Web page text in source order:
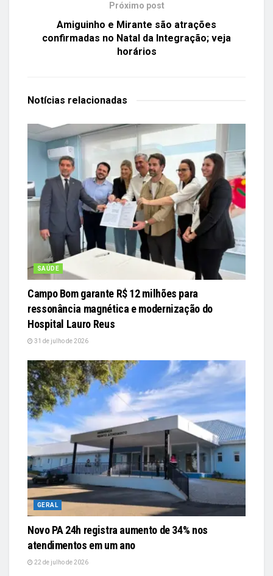
Próximo post
Amiguinho e Mirante são atrações
confirmadas no Natal da Integração; veja
horários
Notícias relacionadas
SAÚDE
Campo Bom garante R$ 12 milhões para
ressonância magnética e modernização do
Hospital Lauro Reus
31 de julho de 2026
GERAL
Novo PA 24h registra aumento de 34% nos
atendimentos em um ano
22 de julho de 2026